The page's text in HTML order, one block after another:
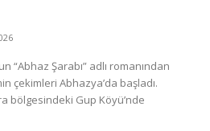
“Abhaz Şarabı” adlı romanından
çekimleri Abhazya’da başladı.
bölgesindeki Gup Köyü’nde